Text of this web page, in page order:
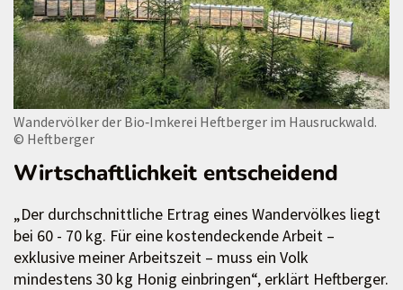
Wandervölker der Bio‑Imkerei Heftberger im Hausruckwald.
© Heftberger
Wirtschaftlichkeit entscheidend
„Der durchschnittliche Ertrag eines Wandervölkes liegt
bei 60 - 70 kg. Für eine kostendeckende Arbeit –
exklusive meiner Arbeitszeit – muss ein Volk
mindestens 30 kg Honig einbringen“, erklärt Heftberger.